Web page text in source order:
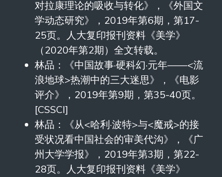
对拉康理论的吸收与转化》，《外国文
学动态研究》，2019年第6期，第17-
25页。人大复印报刊资料《美学》
（2020年第2期）全文转载。
林品：《中国故事·硬科幻·元年——<流
浪地球>热潮中的三大迷思》，《电影
评介》，2019年第9期，第35-40页。
[CSSCI]
林品：《从<哈利·波特>与<魔戒>的接
受状况看中国社会的审美代沟》，《广
州大学学报》，2019年第3期，第22-
28页。人大复印报刊资料《美学》